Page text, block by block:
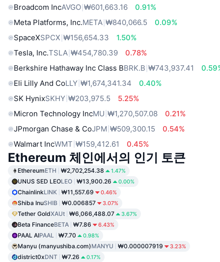
Broadcom IncAVGO ₩601,663.16
0.91%
Meta Platforms, Inc.META ₩840,066.5
0.09%
SpaceXSPCX ₩156,654.33
1.50%
Tesla, Inc.TSLA ₩454,780.39
0.78%
Berkshire Hathaway Inc Class BBRK.B ₩743,937.41
Eli Lilly And CoLLY ₩1,674,341.34
0.40%
SK HynixSKHY ₩203,975.5
5.25%
Micron Technology IncMU ₩1,270,507.08
0.21%
JPmorgan Chase & CoJPM ₩509,300.15
0.54%
Walmart IncWMT ₩159,412.61 0.45%
Ethereum 체인에서의 인기 토큰
EthereumETH ₩2,702,254.38 1.47%
UNUS SED LEOLEO ₩13,900.26 0.00%
ChainlinkLINK ₩11,557.69 0.46%
Shiba InuSHIB ₩0.006857 3.07%
Tether GoldXAUt ₩6,066,488.07 3.67%
Beta FinanceBETA ₩7.86 6.43%
PAAL AIPAAL ₩7.70 0.98%
Manyu (manyushiba.com)MANYU ₩0.000007919 3.23%
district0xDNT ₩7.26 0.17%